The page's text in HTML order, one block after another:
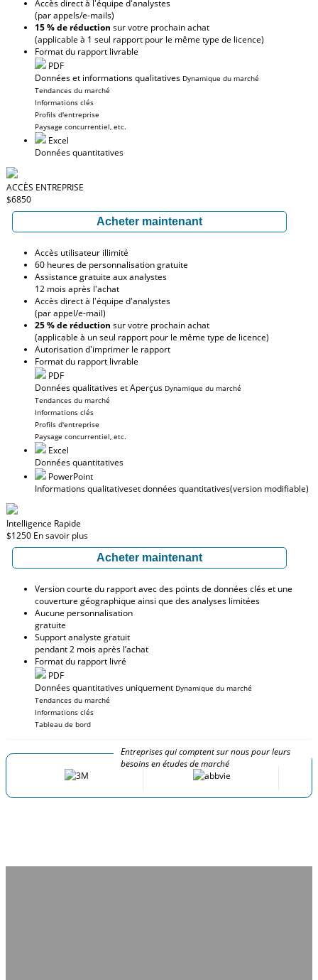
Accès direct à l'équipe d'analystes
(par appels/e-mails)
15 % de réduction sur votre prochain achat
(applicable à 1 seul rapport pour le même type de licence)
Format du rapport livrable
PDF
Données et informations qualitatives Dynamique du marché
Tendances du marché
Informations clés
Profils d'entreprise
Paysage concurrentiel, etc.
Excel
Données quantitatives
ACCÈS ENTREPRISE
$6850
Acheter maintenant
Accès utilisateur illimité
60 heures de personnalisation gratuite
Assistance gratuite aux analystes
12 mois après l'achat
Accès direct à l'équipe d'analystes
(par appel/e-mail)
25 % de réduction sur votre prochain achat
(applicable à un seul rapport pour le même type de licence)
Autorisation d'imprimer le rapport
Format du rapport livrable
PDF
Données qualitatives et Aperçus Dynamique du marché
Tendances du marché
Informations clés
Profils d'entreprise
Paysage concurrentiel, etc.
Excel
Données quantitatives
PowerPoint
Informations qualitativeset données quantitatives(version modifiable)
Intelligence Rapide
$1250 En savoir plus
Acheter maintenant
Version courte du rapport avec des points de données clés et une
couverture géographique ainsi que des analyses limitées
Aucune personnalisation
gratuite
Support analyste gratuit
pendant 2 mois après l’achat
Format du rapport livré
PDF
Données quantitatives uniquement Dynamique du marché
Tendances du marché
Informations clés
Tableau de bord
Entreprises qui comptent sur nous pour leurs
besoins en études de marché